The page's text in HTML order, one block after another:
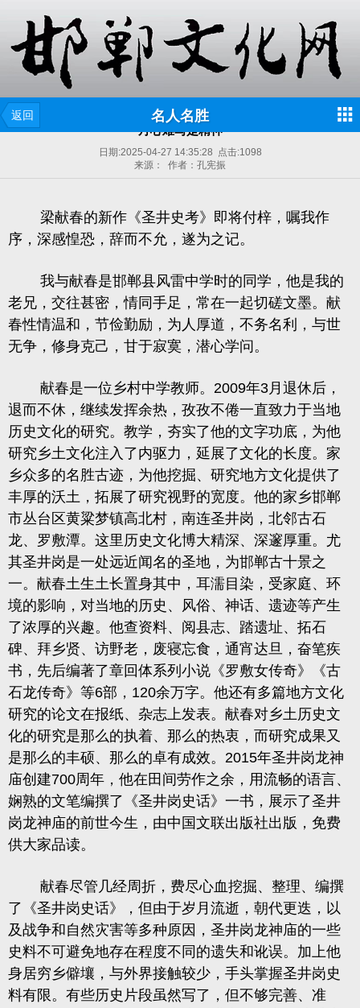
返回 名人名胜
丹心难写是精神
日期:2025-04-27 14:35:28 点击:1098
来源： 作者：孔宪振
梁献春的新作《圣井史考》即将付梓，嘱我作
序，深感惶恐，辞而不允，遂为之记。
我与献春是邯郸县风雷中学时的同学，他是我的
老兄，交往甚密，情同手足，常在一起切磋文墨。献
春性情温和，节俭勤励，为人厚道，不务名利，与世
无争，修身克己，甘于寂寞，潜心学问。
献春是一位乡村中学教师。 2009年3月退休后，
退而不休，继续发挥余热，孜孜不倦一直致力于当地
历史文化的研究。教学，夯实了他的文字功底，为他
研究乡土文化注入了内驱力，延展了文化的长度。家
乡众多的名胜古迹，为他挖掘、研究地方文化提供了
丰厚的沃土，拓展了研究视野的宽度。他的家乡邯郸
市丛台区黄粱梦镇高北村，南连圣井岗，北邻古石
龙、罗敷潭。这里历史文化博大精深、深邃厚重。尤
其圣井岗是一处远近闻名的圣地，为邯郸古十景之
一。献春土生土长置身其中，耳濡目染，受家庭、环
境的影响，对当地的历史、风俗、神话、遗迹等产生
了浓厚的兴趣。他查资料、阅县志、踏遗址、拓石
碑、拜乡贤、访野老，废寝忘食，通宵达旦，奋笔疾
书，先后编著了章回体系列小说《罗敷女传奇》《古
石龙传奇》等6部，120余万字。他还有多篇地方文化
研究的论文在报纸、杂志上发表。献春对乡土历史文
化的研究是那么的执着、那么的热衷，而研究成果又
是那么的丰硕、那么的卓有成效。2015年圣井岗龙神
庙创建700周年，他在田间劳作之余，用流畅的语言、
娴熟的文笔编撰了《圣井岗史话》一书，展示了圣井
岗龙神庙的前世今生，由中国文联出版社出版，免费
供大家品读。
献春尽管几经周折，费尽心血挖掘、整理、编撰
了《圣井岗史话》，但由于岁月流逝，朝代更迭，以
及战争和自然灾害等多种原因，圣井岗龙神庙的一些
史料不可避免地存在程度不同的遗失和讹误。加上他
身居穷乡僻壤，与外界接触较少，手头掌握圣井岗史
料有限。有些历史片段虽然写了，但不够完善、准